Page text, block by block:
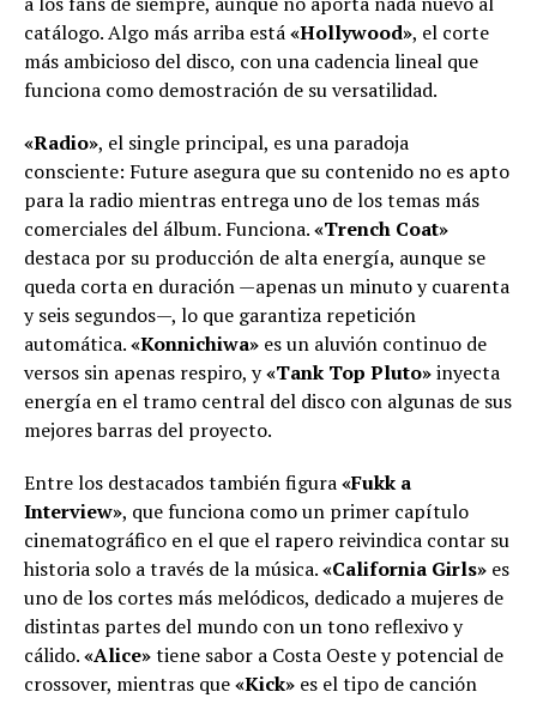
catálogo. Algo más arriba está«Hollywood», el corte
más ambicioso del disco, con una cadencia lineal que
funciona como demostración de su versatilidad.
«Radio», el single principal, es una paradoja
consciente: Future asegura que su contenido no es apto
para la radio mientras entrega uno de los temas más
comerciales del álbum. Funciona.«Trench Coat»
destaca por su producción de alta energía, aunque se
queda corta en duración —apenas un minuto y cuarenta
y seis segundos—, lo que garantiza repetición
automática.«Konnichiwa» es un aluvión continuo de
versos sin apenas respiro, y«Tank Top Pluto»inyecta
energía en el tramo central del disco con algunas de sus
mejores barras del proyecto.
Entre los destacados también figura«Fukk a
Interview», que funciona como un primer capítulo
cinematográfico en el que el rapero reivindica contar su
historia solo a través de la música.«California Girls» es
uno de los cortes más melódicos, dedicado a mujeres de
distintas partes del mundo con un tono reflexivo y
cálido.«Alice»tiene sabor a Costa Oeste y potencial de
crossover, mientras que«Kick» es el tipo de canción